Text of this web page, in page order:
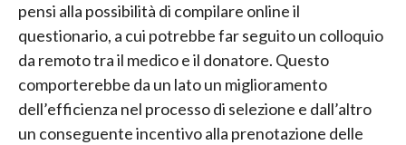
pensi alla possibilità di compilare online il
questionario, a cui potrebbe far seguito un colloquio
da remoto tra il medico e il donatore. Questo
comporterebbe da un lato un miglioramento
dell’efficienza nel processo di selezione e dall’altro
un conseguente incentivo alla prenotazione delle